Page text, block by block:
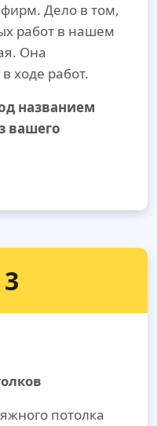
Дело в том,
работ в нашем
Она
ходе работ.
названием
вашего
потолка